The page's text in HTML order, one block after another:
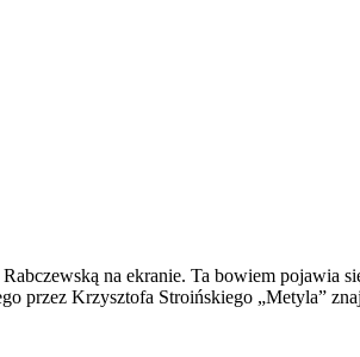
na ekranie. Ta bowiem pojawia
przez Krzysztofa Stroińskiego „Metyla”